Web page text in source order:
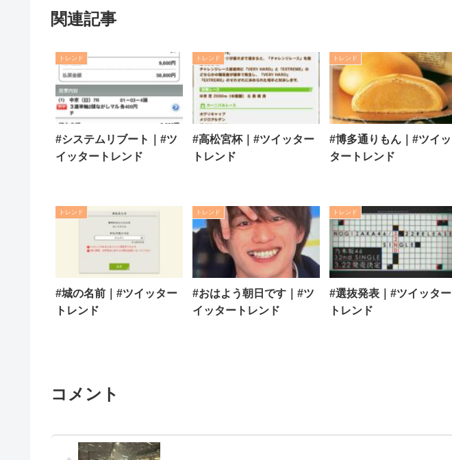
関連記事
トレンド
#システムリブート｜#ツ
イッタートレンド
トレンド
#高松宮杯｜#ツイッター
トレンド
トレンド
#博多通りもん｜#ツイッ
タートレンド
トレンド
#城の名前｜#ツイッター
トレンド
トレンド
#おはよう朝日です｜#ツ
イッタートレンド
トレンド
#選抜発表｜#ツイッター
トレンド
コメント